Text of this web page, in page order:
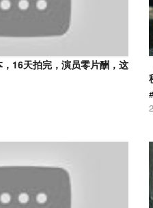
，16天拍完，演员零片酬，这